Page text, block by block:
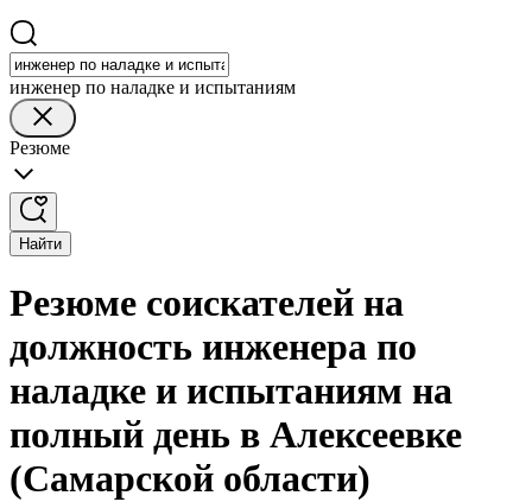
инженер по наладке и испытаниям
Резюме
Найти
Резюме соискателей на
должность инженера по
наладке и испытаниям на
полный день в Алексеевке
(Самарской области)